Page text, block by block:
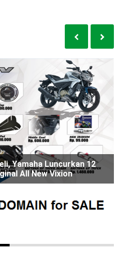
Yamaha Luncurkan 12
All New Vixion